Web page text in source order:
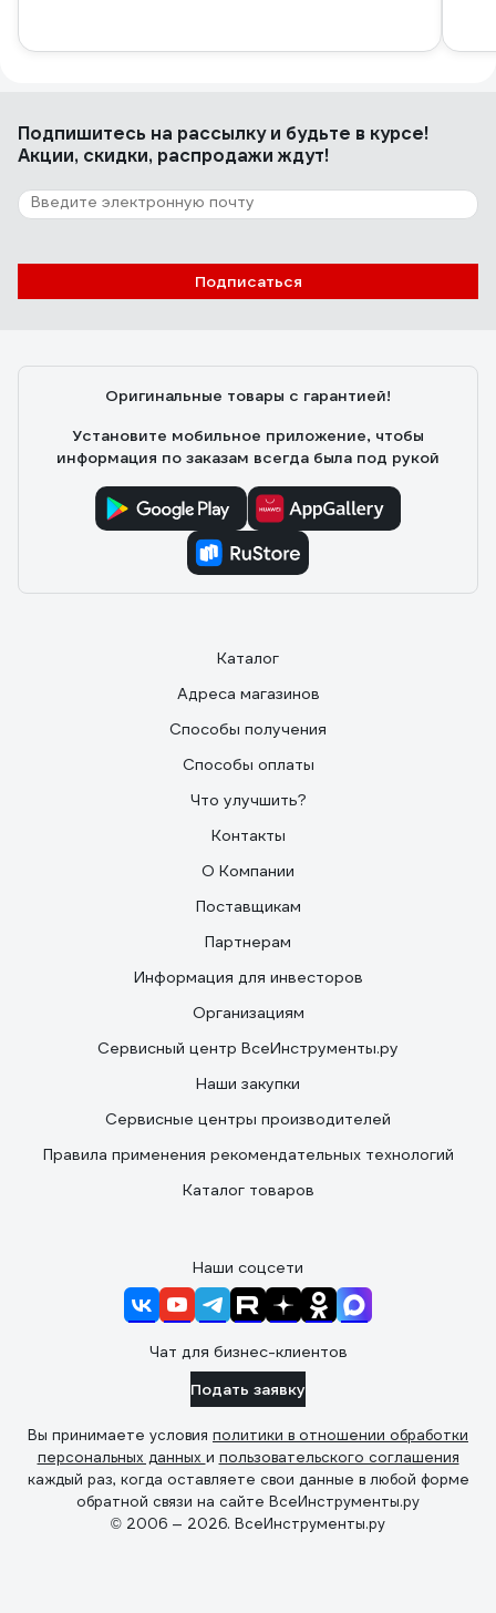
Подпишитесь на рассылкуи будьте в курсе!
Акции, скидки, распродажи ждут!
Подписаться
Оригинальные товары с гарантией!
Установите мобильное приложение, чтобы
информация по заказам всегда была под рукой
Каталог
Адреса магазинов
Способы получения
Способы оплаты
Что улучшить?
Контакты
О Компании
Поставщикам
Партнерам
Информация для инвесторов
Организациям
Сервисный центр ВсеИнструменты.ру
Наши закупки
Сервисные центры производителей
Правила применения рекомендательных технологий
Каталог товаров
Наши соцсети
Чат для бизнес-клиентов
Подать заявку
Вы принимаете условия политики в отношении обработки
персональных данных и пользовательского соглашения
каждый раз, когда оставляете свои данные в любой форме
обратной связи на сайте ВсеИнструменты.ру
© 2006 — 2026. ВсеИнструменты.ру